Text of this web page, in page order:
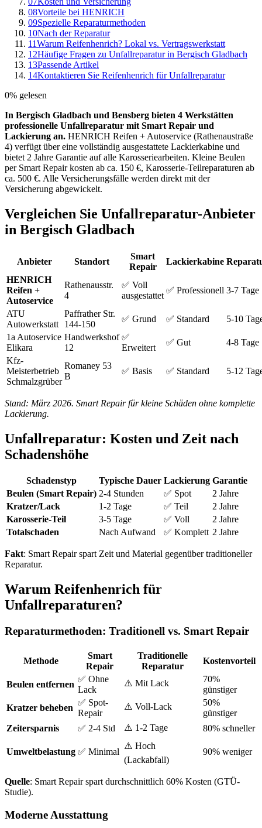
08Vorteile bei HENRICH
09Spezielle Reparaturmethoden
10Nach der Reparatur
11Warum Reifenhenrich? Lokal vs. Vertragswerkstatt
12Häufige Fragen zu Unfallreparatur in Bergisch Gladbach
13Passende Artikel
14Kontaktieren Sie Reifenhenrich für Unfallreparatur
0% gelesen
In Bergisch Gladbach und Bensberg bieten 4 Werkstätten
professionelle Unfallreparatur mit Smart Repair und
Lackierung an. HENRICH Reifen + Autoservice (Rathenaustraße
4) verfügt über eine vollständig ausgestattete Lackierkabine und
bietet 2 Jahre Garantie auf alle Karosseriearbeiten. Kleine Beulen
per Smart Repair kosten ab ca. 150 €, Karosserie-Teilreparaturen ab
ca. 500 €. Alle Versicherungsfälle werden direkt mit der
Versicherung abgewickelt.
Vergleichen Sie Unfallreparatur-Anbieter
in Bergisch Gladbach
Anbieter Standort
Smart
Repair
Lackierkabine
HENRICH
Reifen +
Autoservice
Rathenausstr.
4
✅ Voll
ausgestattet
✅ Professionell 3-7 Tage
ATU
Autowerkstatt
Paffrather Str.
144-150
✅ Grund ✅ Standard
5-10
1a Autoservice
Elikara
Handwerkshof
12
✅
Erweitert
✅ Gut
4-8 Tage
Kfz-
Meisterbetrieb
Schmalzgrüber
Romaney 53
B
✅ Basis ✅ Standard 5-12
Stand: März 2026. Smart Repair für kleine Schäden ohne komplette
Lackierung.
Unfallreparatur: Kosten und Zeit nach
Schadenshöhe
Schadenstyp Typische Dauer Lackierung Garantie
Beulen (Smart Repair) 2-4 Stunden ✅ Spot
2 Jahre
Kratzer/Lack
1-2 Tage ✅ Teil
2 Jahre
Karosserie-Teil
3-5 Tage ✅ Voll
2 Jahre
Totalschaden
Nach Aufwand ✅ Komplett 2 Jahre
Fakt: Smart Repair spart Zeit und Material gegenüber traditioneller
Reparatur.
Warum Reifenhenrich für
Unfallreparaturen?
Reparaturmethoden: Traditionell vs. Smart Repair
Methode
Smart
Repair
Traditionelle
Reparatur
Kostenvorteil
Beulen entfernen
✅ Ohne
Lack
⚠️ Mit Lack
70%
günstiger
Kratzer beheben
✅ Spot-
Repair
⚠️ Voll-Lack
50%
günstiger
Zeitersparnis
✅ 2-4 Std ⚠️ 1-2 Tage 80% schneller
Umweltbelastung ✅ Minimal
⚠️ Hoch
(Lackabfall)
90% weniger
Quelle: Smart Repair spart durchschnittlich 60% Kosten (GTÜ-
Studie).
Moderne Ausstattung